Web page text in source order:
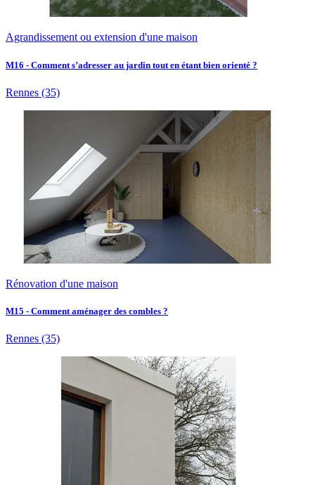
Agrandissement ou extension d'une maison
M16 - Comment s’adresser au jardin tout en étant bien orienté ?
Rennes (35)
Rénovation d'une maison
M15 - Comment aménager des combles ?
Rennes (35)